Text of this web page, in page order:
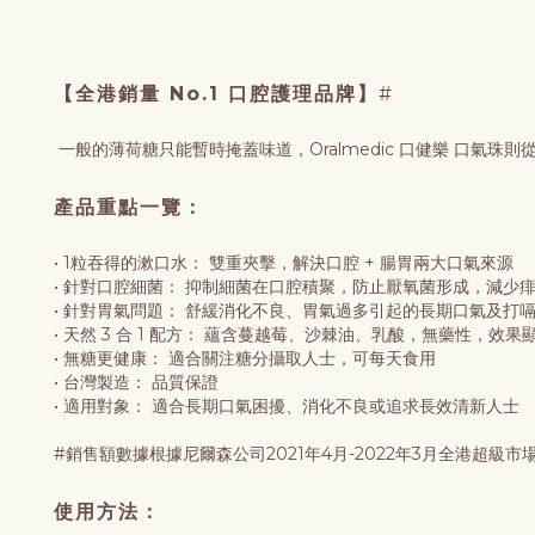
【全港銷量 No.1 口腔護理品牌】 #
一般的薄荷糖只能暫時掩蓋味道，Oralmedic 口健樂 口氣珠則
產品重點一覽：
• 1粒吞得的漱口水： 雙重夾擊，解決口腔 + 腸胃兩大口氣來源
• 針對口腔細菌： 抑制細菌在口腔積聚，防止厭氧菌形成，減少
• 針對胃氣問題： 舒緩消化不良、胃氣過多引起的長期口氣及打
• 天然 3 合 1 配方： 蘊含蔓越莓、沙棘油、乳酸，無藥性，效果
• 無糖更健康： 適合關注糖分攝取人士，可每天食用
• 台灣製造： 品質保證
• 適用對象： 適合長期口氣困擾、消化不良或追求長效清新人士
#銷售額數據根據尼爾森公司2021年4月-2022年3月全港超級市
使用方法：